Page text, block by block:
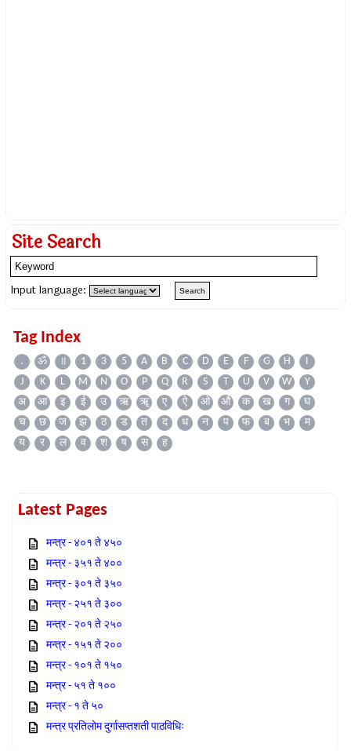
Site Search
Input language:
Tag Index
. ॐ ॥ 1 3 5 A B C D E F G H
I
J
K L M N O P Q R S T U V W
Y
अ
आ इ ई उ ऋ ॠ ए ऐ ओ औ क ख ग
घ
च
छ ज झ ठ ड त द ध न प फ ब भ
म
य
र ल व श ष स ह
Latest Pages
मन्त्र - ४०१ ते ४५०
मन्त्र - ३५१ ते ४००
मन्त्र - ३०१ ते ३५०
मन्त्र - २५१ ते ३००
मन्त्र - २०१ ते २५०
मन्त्र - १५१ ते २००
मन्त्र - १०१ ते १५०
मन्त्र - ५१ ते १००
मन्त्र - १ ते ५०
मन्त्र प्रतिलोम दुर्गासप्तशती पाठविधिः